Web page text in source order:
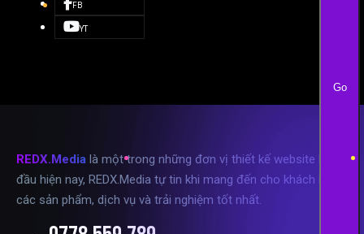
Go
FB
YT
REDX.Media là một trong những đơn vị thiết kế website hàng
đầu hiện nay, REDX.Media tự tin khi mang đến cho khách hàng
các sản phẩm, dịch vụ và trải nghiệm tốt nhất.